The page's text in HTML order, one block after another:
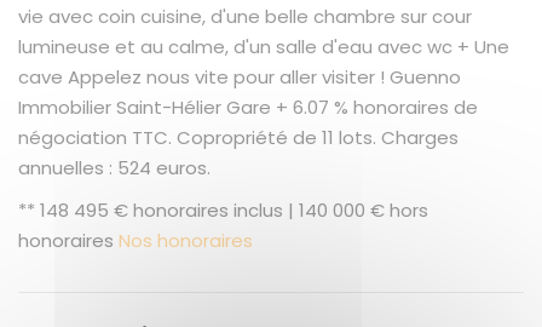
vie avec coin cuisine, d'une belle chambre sur cour
lumineuse et au calme, d'un salle d'eau avec wc + Une
cave Appelez nous vite pour aller visiter ! Guenno
Immobilier Saint-Hélier Gare + 6.07 % honoraires de
négociation TTC. Copropriété de 11 lots. Charges
annuelles : 524 euros.
** 148 495 € honoraires inclus | 140 000 € hors
honoraires Nos honoraires